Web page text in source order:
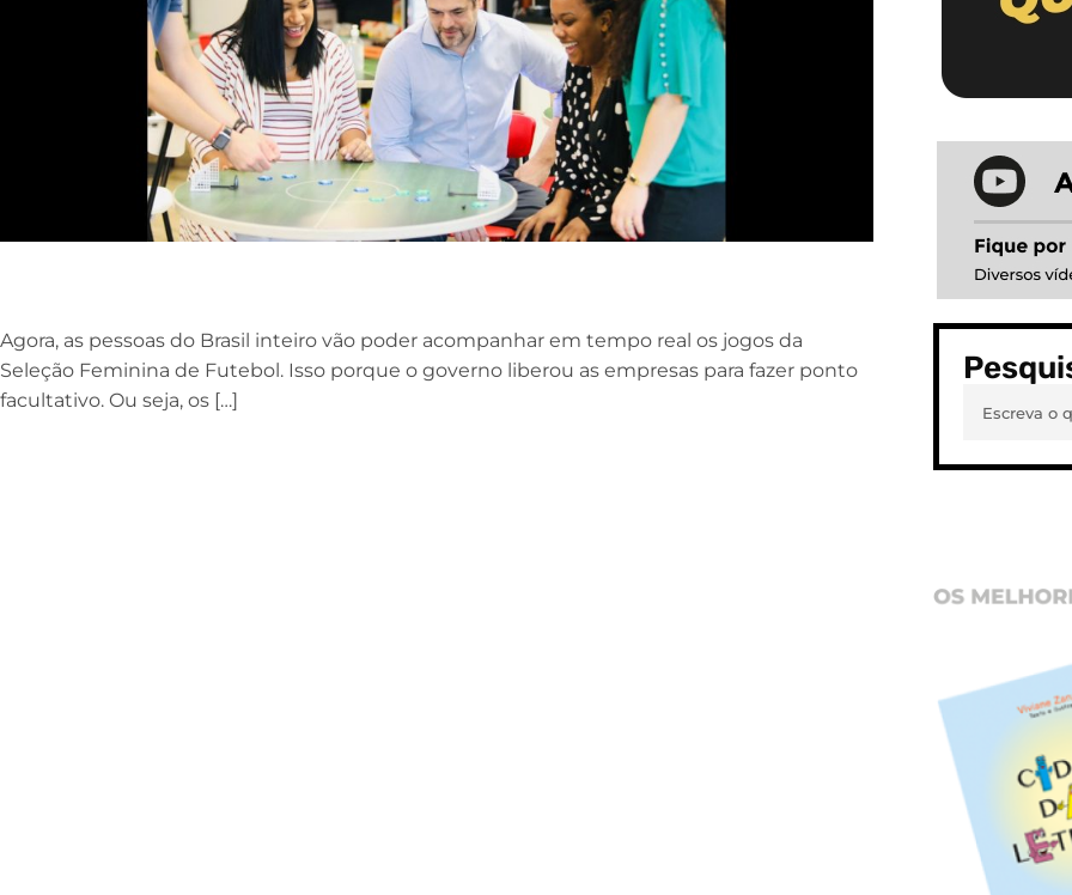
Agora, as pessoas do Brasil inteiro vão poder acompanhar em tempo real os jogos da
Seleção Feminina de Futebol. Isso porque o governo liberou as empresas para fazer ponto
facultativo. Ou seja, os […]